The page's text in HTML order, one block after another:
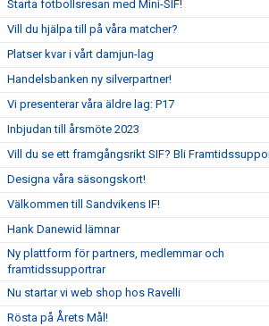
Starta fotbollsresan med Mini-SIF!
Vill du hjälpa till på våra matcher?
Platser kvar i vårt damjun-lag
Handelsbanken ny silverpartner!
Vi presenterar våra äldre lag: P17
Inbjudan till årsmöte 2023
Vill du se ett framgångsrikt SIF? Bli
Designa våra säsongskort!
Välkommen till Sandvikens IF!
Hank Danewid lämnar
Ny plattform för partners, medlemmar och
framtidssupportrar
Nu startar vi web shop hos Ravelli
Rösta på Årets Mål!